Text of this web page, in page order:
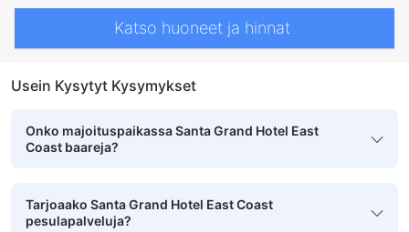
Katso huoneet ja hinnat
Usein Kysytyt Kysymykset
Onko majoituspaikassa Santa Grand Hotel East
Coast baareja?
Tarjoaako Santa Grand Hotel East Coast
pesulapalveluja?